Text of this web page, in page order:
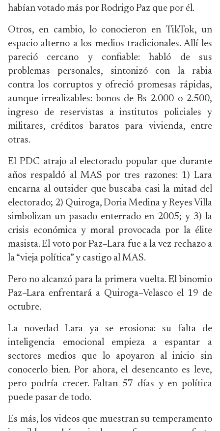
habían votado más por Rodrigo Paz que por él.
Otros, en cambio, lo conocieron en TikTok, un
espacio alterno a los medios tradicionales. Allí les
pareció cercano y confiable: habló de sus
problemas personales, sintonizó con la rabia
contra los corruptos y ofreció promesas rápidas,
aunque irrealizables: bonos de Bs 2.000 o 2.500,
ingreso de reservistas a institutos policiales y
militares, créditos baratos para vivienda, entre
otras.
El PDC atrajo al electorado popular que durante
años respaldó al MAS por tres razones: 1) Lara
encarna al outsider que buscaba casi la mitad del
electorado; 2) Quiroga, Doria Medina y Reyes Villa
simbolizan un pasado enterrado en 2005; y 3) la
crisis económica y moral provocada por la élite
masista. El voto por Paz–Lara fue a la vez rechazo a
la “vieja política” y castigo al MAS.
Pero no alcanzó para la primera vuelta. El binomio
Paz–Lara enfrentará a Quiroga–Velasco el 19 de
octubre.
La novedad Lara ya se erosiona: su falta de
inteligencia emocional empieza a espantar a
sectores medios que lo apoyaron al inicio sin
conocerlo bien. Por ahora, el desencanto es leve,
pero podría crecer. Faltan 57 días y en política
puede pasar de todo.
Es más, los videos que muestran su temperamento